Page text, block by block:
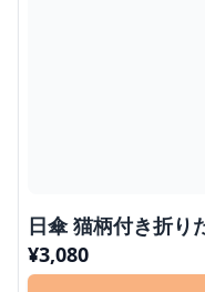
日傘 猫柄付き折
¥3,080